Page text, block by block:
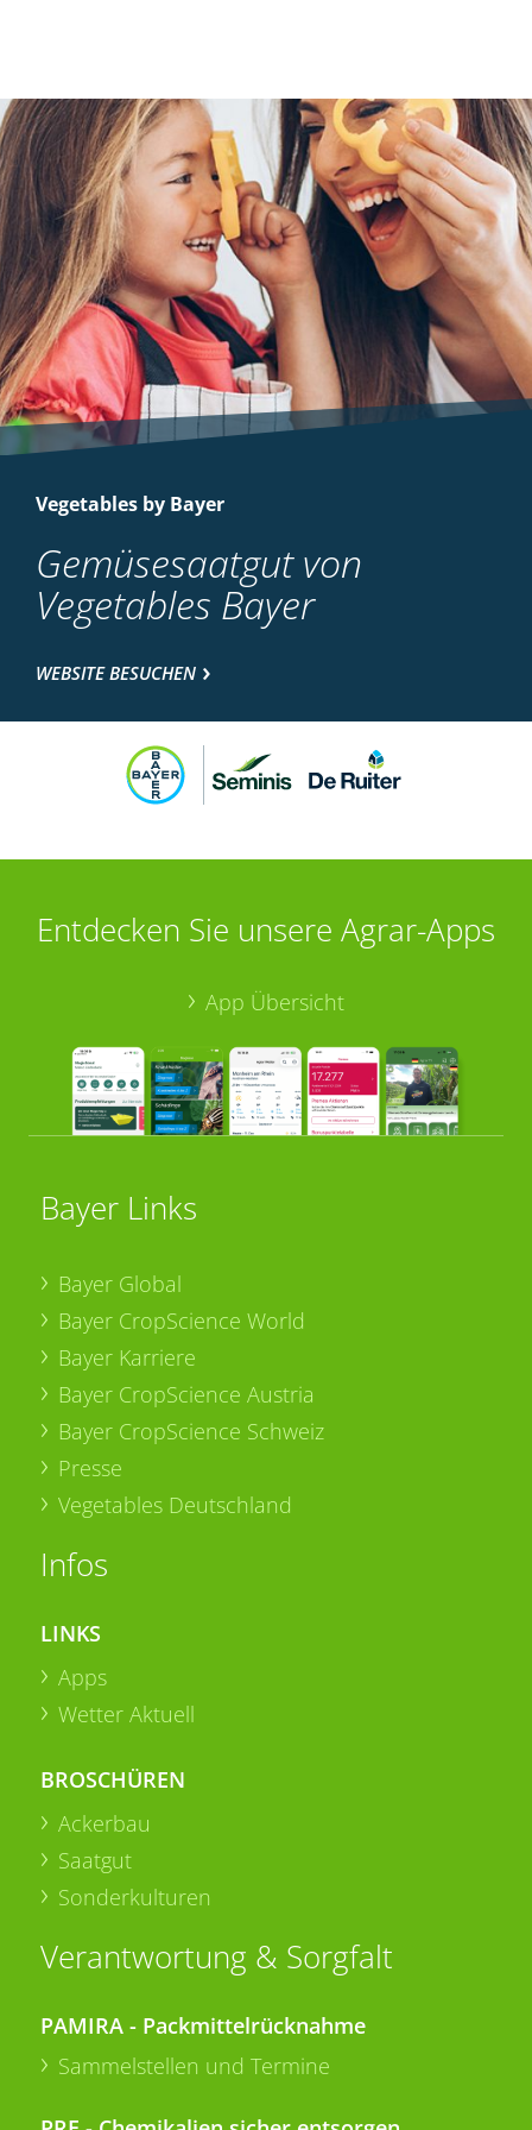
Vegetables by Bayer
Gemüsesaatgut von
Vegetables Bayer
WEBSITE BESUCHEN
Entdecken Sie unsere Agrar-Apps
App Übersicht
Bayer Links
Bayer Global
Bayer CropScience World
Bayer Karriere
Bayer CropScience Austria
Bayer CropScience Schweiz
Presse
Vegetables Deutschland
Infos
LINKS
Apps
Wetter Aktuell
BROSCHÜREN
Ackerbau
Saatgut
Sonderkulturen
Verantwortung & Sorgfalt
PAMIRA - Packmittelrücknahme
Sammelstellen und Termine